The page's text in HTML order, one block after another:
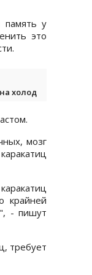
память у
это
холод
мозг
крайней
- пишут
требует